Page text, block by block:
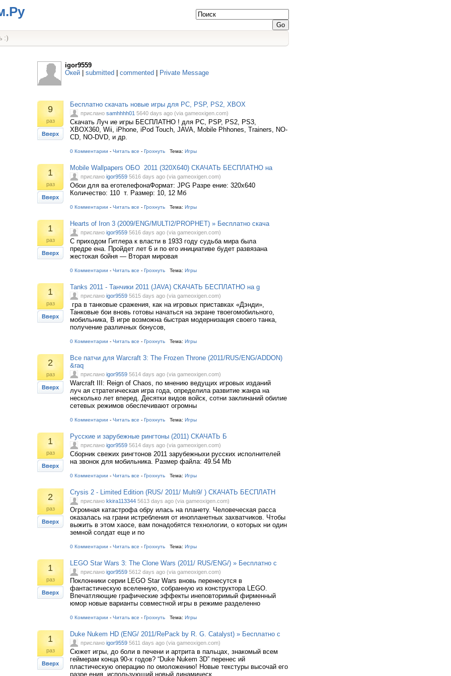
:)
igor9559
Окей
submitted commented Private Message
9
раз
Вверх
Бесплатно скачать новые игры для PC, PSP, PS2, XBOX
прислано samhhhh01 5640 days ago (via gameoxigen.com)
Cкачать Луч ие игры БЕСПЛАТНО ! для PC, PSP, PS2, PS3,
XBOX360, Wii, iPhone, iPod Touch, JAVA, Mobile Phhones, Trainers, NO-
CD, NO-DVD, и др.
0 Комментарии - Читать все - Грохнуть Тема: Игры
1
раз
Вверх
Mobile Wallpapers ОБО 2011 (320X640) СКАЧАТЬ БЕСПЛАТНО на
прислано igor9559 5616 days ago (via gameoxigen.com)
Обои для ва еготелефонаФормат: JPG Разре ение: 320x640
Количество: 110 т. Размер: 10, 12 Мб
0 Комментарии - Читать все - Грохнуть Тема: Игры
1
раз
Вверх
Hearts of Iron 3 (2009/ENG/MULTI2/PROPHET) » Бесплатно скача
прислано igor9559 5616 days ago (via gameoxigen.com)
С приходом Гитлера к власти в 1933 году судьба мира была
предре ена. Пройдет лет 6 и по его инициативе будет развязана
жестокая бойня — Вторая мировая
0 Комментарии - Читать все - Грохнуть Тема: Игры
1
раз
Вверх
Tanks 2011 - Танчики 2011 (JAVA) СКАЧАТЬ БЕСПЛАТНО на g
прислано igor9559 5615 days ago (via gameoxigen.com)
гра в танковые сражения, как на игровых приставках «Дэнди»,
Танковые бои вновь готовы начаться на экране твоегомобильного,
мобильника, В игре возможна быстрая модернизация своего танка,
получение различных бонусов,
0 Комментарии - Читать все - Грохнуть Тема: Игры
2
раз
Вверх
Все патчи для Warcraft 3: The Frozen Throne (2011/RUS/ENG/ADDON)
&raq
прислано igor9559 5614 days ago (via gameoxigen.com)
Warcraft III: Reign of Chaos, по мнению ведущих игровых изданий
луч ая стратегическая игра года, определила развитие жанра на
несколько лет вперед. Десятки видов войск, сотни заклинаний обилие
сетевых режимов обеспечивают огромны
0 Комментарии - Читать все - Грохнуть Тема: Игры
1
раз
Вверх
Русские и зарубежные рингтоны (2011) СКАЧАТЬ Б
прислано igor9559 5614 days ago (via gameoxigen.com)
Сборник свежих рингтонов 2011 зарубежныхи русских исполнителей
на звонок для мобильника. Размер файла: 49.54 Mb
0 Комментарии - Читать все - Грохнуть Тема: Игры
2
раз
Вверх
Crysis 2 - Limited Edition (RUS/ 2011/ Multi9/ ) СКАЧАТЬ БЕСПЛАТН
прислано kkira113344 5613 days ago (via gameoxigen.com)
Огромная катастрофа обру илась на планету. Человеческая расса
оказалась на грани истребления от инопланетных захватчиков. Чтобы
выжить в этом хаосе, вам понадобятся технологии, о которых ни один
земной солдат еще и по
0 Комментарии - Читать все - Грохнуть Тема: Игры
1
раз
Вверх
LEGO Star Wars 3: The Clone Wars (2011/ RUS/ENG/) » Бесплатно с
прислано igor9559 5612 days ago (via gameoxigen.com)
Поклонники серии LEGO Star Wars вновь перенесутся в
фантастическую вселенную, собранную из конструктора LEGO.
Впечатляющие графические эффекты инеповторимый фирменный
юмор новые варианты совместной игры в режиме разделенно
0 Комментарии - Читать все - Грохнуть Тема: Игры
1
раз
Вверх
Duke Nukem HD (ENG/ 2011/RePack by R. G. Catalyst) » Бесплатно с
прислано igor9559 5611 days ago (via gameoxigen.com)
Сюжет игры, до боли в печени и артрита в пальцах, знакомый всем
геймерам конца 90-х годов? “Duke Nukem 3D” перенес ий
пластическую операцию по омоложению! Новые текстуры высочай его
разре ения, использующий новый динамическ